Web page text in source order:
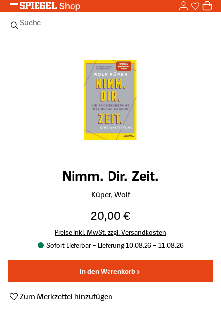
Zum Hauptinhalt springen 0
Suche
Nimm. Dir. Zeit.
Küper, Wolf
20,00 €
Preise inkl. MwSt. zzgl. Versandkosten
Sofort Lieferbar – Lieferung 10.08.26 – 11.08.26
In den Warenkorb
Zum Merkzettel hinzufügen